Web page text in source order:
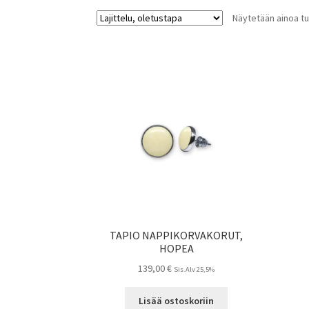
Näytetään ainoa
TAPIO NAPPIKORVAKORUT,
HOPEA
139,00€ Sis.Alv 25,5%
Lisää ostoskoriin